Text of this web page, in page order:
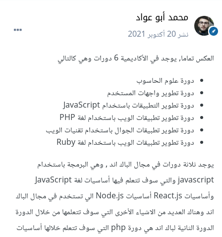
محمد أبو عواد
نشر20 أكتوبر 2021
العكس تماما, يوجد في الأكاديمية 6 دورات وهي كالتالي
دورة علوم الحاسوب
دورة تطوير واجهات المستخدم
دورة تطوير التطبيقات باستخدام JavaScript
دورة تطوير تطبيقات الويب باستخدام لغة PHP
دورة تطوير تطبيقات الجوال باستخدام تقنيات الويب
دورة تطوير تطبيقات الويب باستخدام لغة Ruby
يوجد ثلاثة دورات في مجال الباك اند , وهي البرمجة باستخدام
javascript والتي سوف تتعلم فيها أساسيات لغة JavaScript
وأساسيات React.js أساسيات Node.js الي تستخدم في مجال الباك
اند وهناك العديد من الاشياء الأخرى التي سوف تتعلمها من خلال الدورة
الدورة الثانية لباك اند هي دورة php التي سوف تتعلم خلالها أساسيات